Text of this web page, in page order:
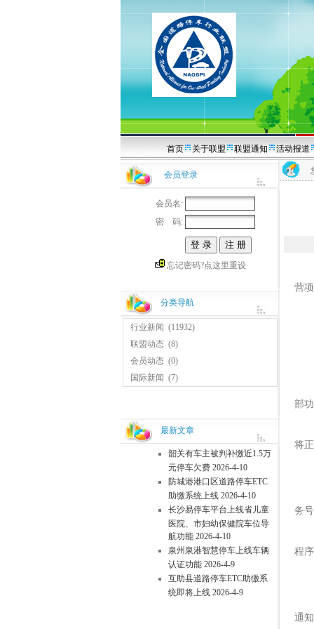
首页 关于联盟 联盟通知 活动报道
会员登录
会员名:
密 码:
忘记密码?点这里重设
分类导航
行业新闻 (11932)
联盟动态 (8)
会员动态 (0)
国际新闻 (7)
最新文章
韶关有车主被判补缴近1.5万
元停车欠费 2026-4-10
防城港港口区道路停车ETC
助缴系统上线 2026-4-10
长沙易停车平台上线省儿童
医院、市妇幼保健院车位导
航功能 2026-4-10
泉州泉港智慧停车上线车辆
认证功能 2026-4-9
互助县道路停车ETC助缴系
统即将上线 2026-4-9
【
营
为
1.
2.
部
3.
将
自
4.
务
5.
程
根
通